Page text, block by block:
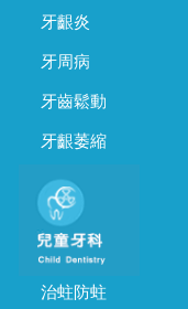
牙齦炎
牙周病
牙齒鬆動
牙齦萎縮
治蛀防蛀